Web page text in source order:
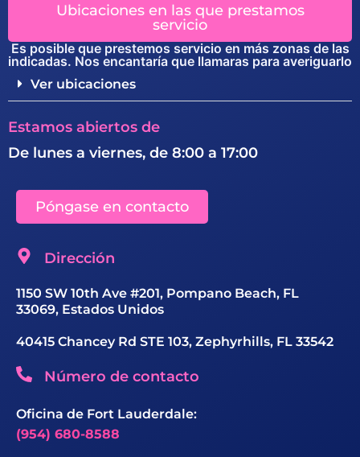
Ubicaciones en las que prestamos
servicio
Es posible que prestemos servicio en más zonas de las
indicadas. Nos encantaría que llamaras para averiguarlo
Ver ubicaciones
Estamos abiertos de
De lunes a viernes, de 8:00 a 17:00
Póngase en contacto
Dirección
1150 SW 10th Ave #201, Pompano Beach, FL
33069, Estados Unidos
40415 Chancey Rd STE 103, Zephyrhills, FL 33542
Número de contacto
Oficina de Fort Lauderdale:
(954) 680-8588